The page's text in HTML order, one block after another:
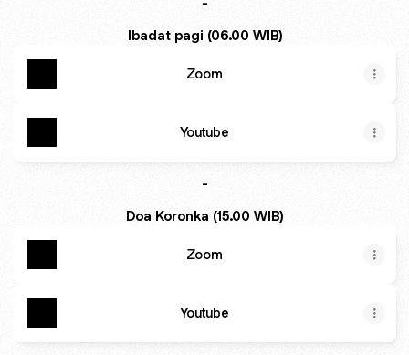
Ibadat pagi (06.00 WIB)
Zoom
Youtube
-
Doa Koronka (15.00 WIB)
Zoom
Youtube